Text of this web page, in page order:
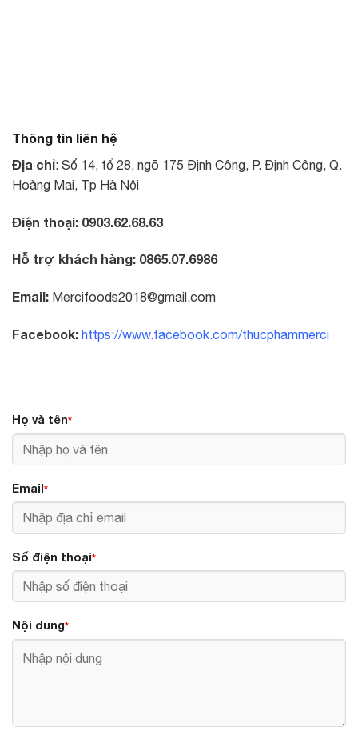
Thông tin liên hệ
Địa chỉ: Số 14, tổ 28, ngõ 175 Định Công, P. Định Công, Q.
Hoàng Mai, Tp Hà Nội
Điện thoại: 0903.62.68.63
Hỗ trợ khách hàng: 0865.07.6986
Email: Mercifoods2018@gmail.com
Facebook: https://www.facebook.com/thucphammerci
Họ và tên*
Email*
Số điện thoại*
Nội dung*